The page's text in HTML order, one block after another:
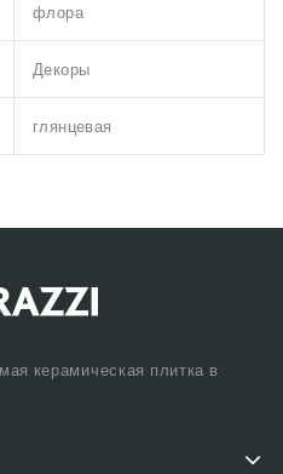
флора
Декоры
глянцевая
керамическая плитка в